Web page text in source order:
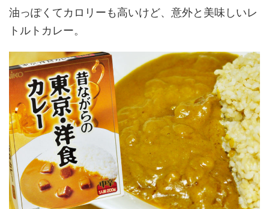
油っぽくてカロリーも高いけど、意外と美味しいレ
トルトカレー。